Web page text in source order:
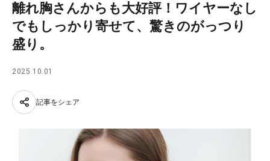
離れ胸さんからも大好評！ワイヤーなし
でもしっかり寄せて、驚きのがっつり
盛り。
2025.10.01
記事をシェア